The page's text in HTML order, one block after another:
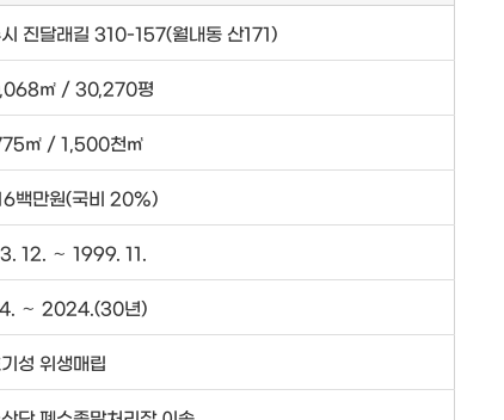
시 진달래길 310-157(월내동 산171)
㎡ / 30,270평
㎡ / 1,500천㎥
백만원(국비 20%)
12. ∼ 1999. 11.
∼ 2024.(30년)
성 위생매립